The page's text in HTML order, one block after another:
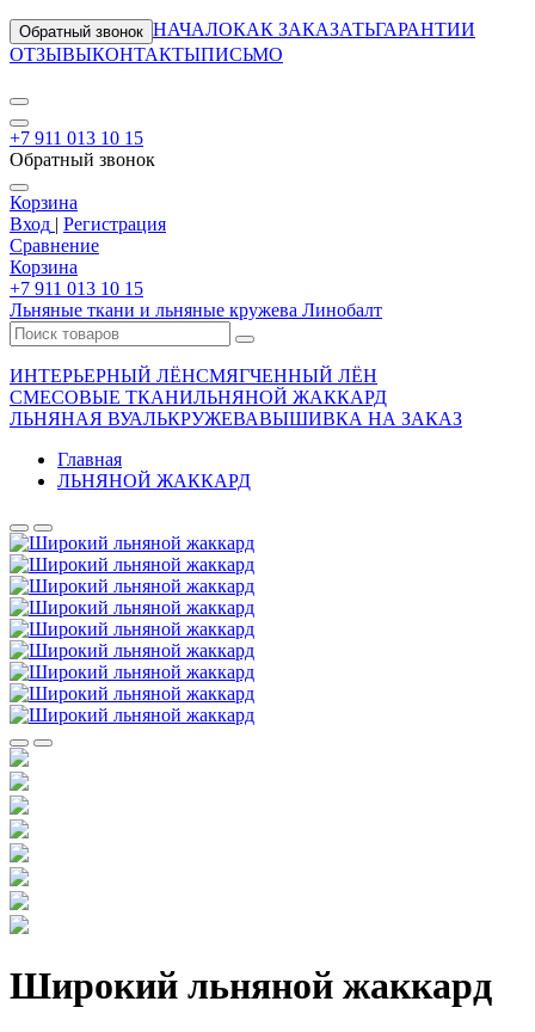
Обратный звонок НАЧАЛОКАК ЗАКАЗАТЬГАРАНТИИ
ОТЗЫВЫКОНТАКТЫПИСЬМО
+7 911 013 10 15
Обратный звонок
Корзина
Вход | Регистрация
Сравнение
Корзина
+7 911 013 10 15
Льняные ткани и льняные кружева Линобалт
ИНТЕРЬЕРНЫЙ ЛЁНСМЯГЧЕННЫЙ ЛЁН
СМЕСОВЫЕ ТКАНИЛЬНЯНОЙ ЖАККАРД
ЛЬНЯНАЯ ВУАЛЬКРУЖЕВАВЫШИВКА НА ЗАКАЗ
Главная
ЛЬНЯНОЙ ЖАККАРД
Широкий льняной жаккард